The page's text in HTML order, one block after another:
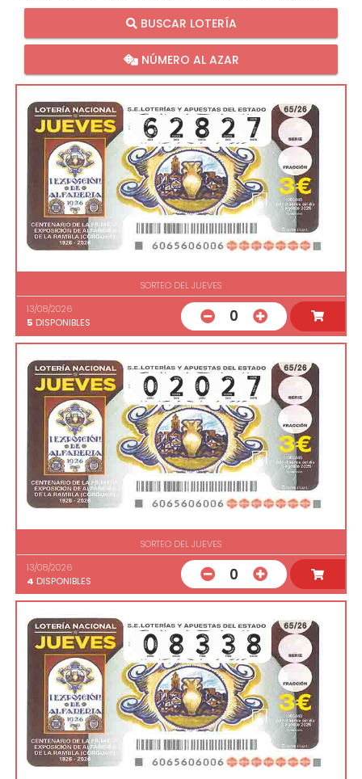
BUSCAR LOTERÍA
NÚMERO AL AZAR
SORTEO DEL JUEVES
13/08/2026
5 DISPONIBLES 0
SORTEO DEL JUEVES
13/08/2026
4 DISPONIBLES 0